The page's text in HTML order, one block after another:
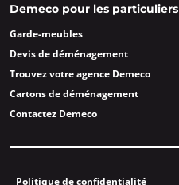
Demeco pour les particuliers
Garde-meubles
Devis de déménagement
Trouvez votre agence Demeco
Cartons de déménagement
Contactez Demeco
Politique de confidentialité